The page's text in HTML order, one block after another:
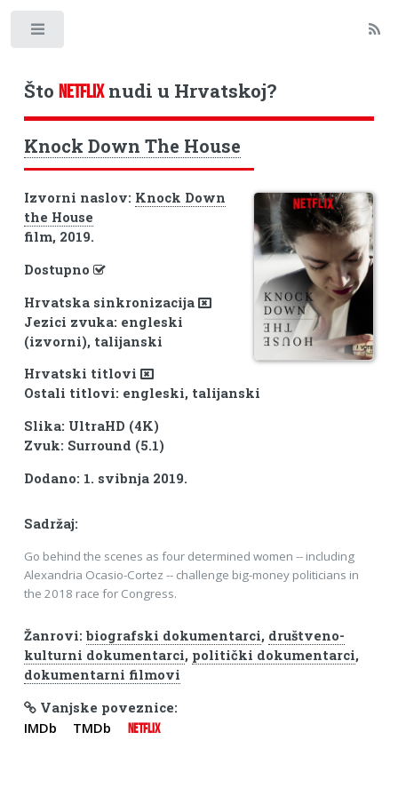
Što NETFLIXnudi u Hrvatskoj?
Knock Down The House
Izvorni naslov: Knock Down
the House
film, 2019.
Dostupno
Hrvatska sinkronizacija
Jezici zvuka: engleski
(izvorni), talijanski
Hrvatski titlovi
Ostali titlovi: engleski, talijanski
Slika: UltraHD (4K)
Zvuk: Surround (5.1)
Dodano: 1. svibnja 2019.
Sadržaj:
Go behind the scenes as four determined women -- including
Alexandria Ocasio-Cortez -- challenge big-money politicians in
the 2018 race for Congress.
Žanrovi: biografski dokumentarci, društveno-
kulturni dokumentarci, politički dokumentarci,
dokumentarni filmovi
Vanjske poveznice:
IMDb TMDb NETFLIX